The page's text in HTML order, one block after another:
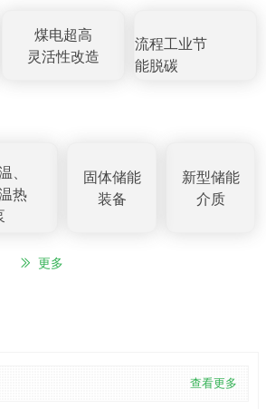
煤电超高
灵活性改造
流程工业节
能脱碳
、
热
固体储能
装备
新型储能
介质
ꅀ 更多
查看更多